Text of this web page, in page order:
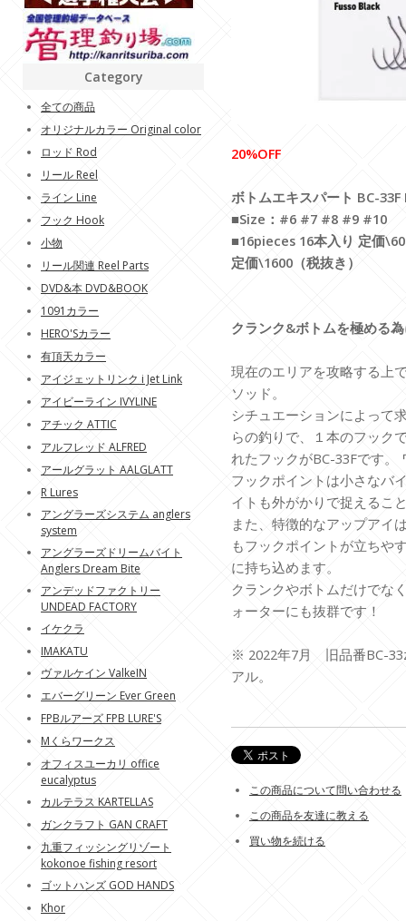
20%OFF
ボトムエキスパート BC-
■Size：#6 #7 #8 #9 #10
■16pieces 16本入り 定価
定価\1600（税抜き）
クランク&ボトムを極める
現在のエリアを攻略する上
ソッド。
シチュエーションによって
らの釣りで、１本のフック
れたフックがBC-33Fです
フックポイントは小さなバ
イトも外がかりで捉えるこ
また、特徴的なアップアイ
もフックポイントが立ちや
に持ち込めます。
クランクやボトムだけでな
ォーターにも抜群です！
※ 2022年7月 旧品番BC-
アル。
この商品について問い合わせる
この商品を友達に教える
買い物を続ける
Category
全ての商品
オリジナルカラー Original color
ロッド Rod
リール Reel
ライン Line
フック Hook
小物
リール関連 Reel Parts
DVD&本 DVD&BOOK
1091カラー
HERO'Sカラー
有頂天カラー
アイジェットリンク i Jet Link
アイビーライン IVYLINE
アチック ATTIC
アルフレッド ALFRED
アールグラット AALGLATT
R Lures
アングラーズシステム anglers
system
アングラーズドリームバイト
Anglers Dream Bite
アンデッドファクトリー
UNDEAD FACTORY
イケクラ
IMAKATU
ヴァルケイン ValkeIN
エバーグリーン Ever Green
FPBルアーズ FPB LURE'S
Mくらワークス
オフィスユーカリ office
eucalyptus
カルテラス KARTELLAS
ガンクラフト GAN CRAFT
九重フィッシングリゾート
kokonoe fishing resort
ゴットハンズ GOD HANDS
Khor